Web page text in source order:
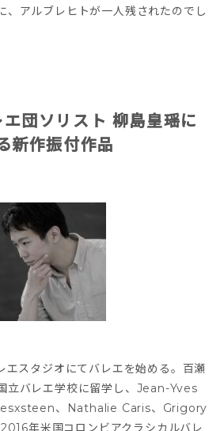
、アルブレヒトが一人残されたのでし
団ソリスト 柳島皇瑶に
新作振付作品
スタジオにてバレエを始める。百瀬
⽴バレエ学校に留学し、Jean-Yves
、Nathalie Caris、Grigory